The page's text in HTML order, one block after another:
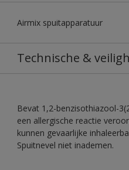
Airmix spuitapparatuur
Technische &
Bevat 1,2-benzisothiazool-
een allergische reactie
kunnen gevaarlijke
Spuitnevel niet inademen.